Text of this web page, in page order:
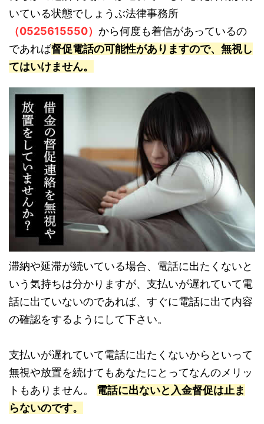
いている状態でしょうぶ法律事務所
（0525615550） から何度も着信があっているの
であれば督促電話の可能性がありますので、無視し
てはいけません。
滞納や延滞が続いている場合、電話に出たくないと
いう気持ちは分かりますが、支払いが遅れていて電
話に出ていないのであれば、すぐに電話に出て内容
の確認をするようにして下さい。
支払いが遅れていて電話に出たくないからといって
無視や放置を続けてもあなたにとってなんのメリッ
トもありません。 電話に出ないと入金督促は止ま
らないのです。